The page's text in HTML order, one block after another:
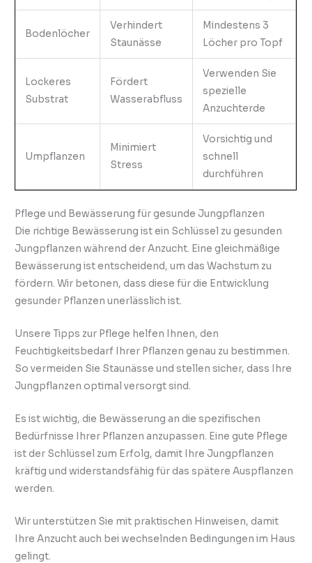
Bodenlöcher
Verhindert
Staunässe
Mindestens 3
Löcher pro Topf
Lockeres
Substrat
Fördert
Wasserabfluss
Verwenden Sie
spezielle
Anzuchterde
Umpflanzen
Minimiert
Stress
Vorsichtig und
schnell
durchführen
Pflege und Bewässerung für gesunde Jungpflanzen
Die richtige Bewässerung ist ein Schlüssel zu gesunden
Jungpflanzen während der Anzucht. Eine gleichmäßige
Bewässerung ist entscheidend, um das Wachstum zu
fördern. Wir betonen, dass diese für die Entwicklung
gesunder Pflanzen unerlässlich ist.
Unsere Tipps zur Pflege helfen Ihnen, den
Feuchtigkeitsbedarf Ihrer Pflanzen genau zu bestimmen.
So vermeiden Sie Staunässe und stellen sicher, dass Ihre
Jungpflanzen optimal versorgt sind.
Es ist wichtig, die Bewässerung an die spezifischen
Bedürfnisse Ihrer Pflanzen anzupassen. Eine gute Pflege
ist der Schlüssel zum Erfolg, damit Ihre Jungpflanzen
kräftig und widerstandsfähig für das spätere Auspflanzen
werden.
Wir unterstützen Sie mit praktischen Hinweisen, damit
Ihre Anzucht auch bei wechselnden Bedingungen im Haus
gelingt.